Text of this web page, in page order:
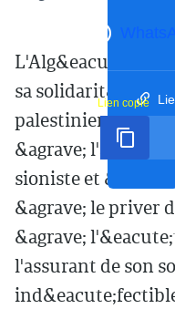
Lien copié
L'Alg&eacute;rie
sa
palestinien dans
&agrave;
sioniste et
&agrave; le priver
&agrave;
l'assurant de son